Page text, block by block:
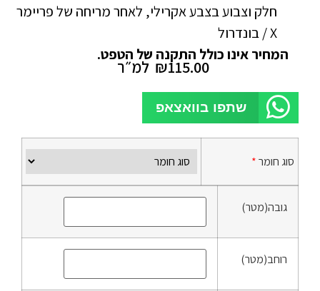
חלק וצבוע בצבע אקרילי, לאחר מריחה של פריימר
X / בונדרול
המחיר אינו כולל התקנה של הטפט.
₪115.00 למ״ר
שתפו בוואצאפ
סוג חומר*
גובה(מטר)
רוחב(מטר)